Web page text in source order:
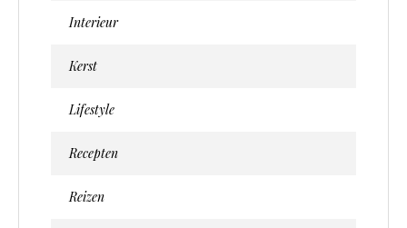
Interieur
Kerst
Lifestyle
Recepten
Reizen